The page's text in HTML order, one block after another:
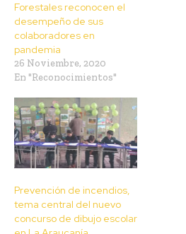
Forestales reconocen el
desempeño de sus
colaboradores en
pandemia
26 Noviembre, 2020
En "Reconocimientos"
Prevención de incendios,
tema central del nuevo
concurso de dibujo escolar